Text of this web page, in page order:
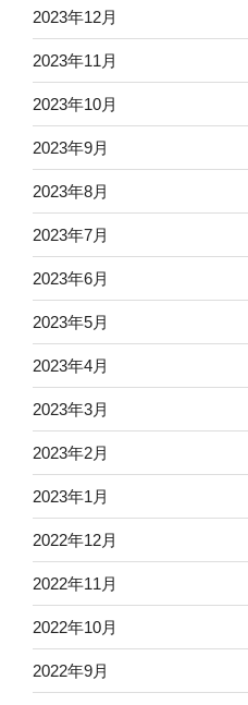
2023年12月
2023年11月
2023年10月
2023年9月
2023年8月
2023年7月
2023年6月
2023年5月
2023年4月
2023年3月
2023年2月
2023年1月
2022年12月
2022年11月
2022年10月
2022年9月